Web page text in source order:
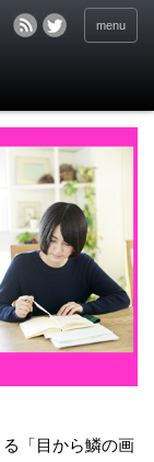
menu
「目から鱗の画